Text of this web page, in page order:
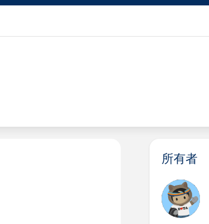
所有者